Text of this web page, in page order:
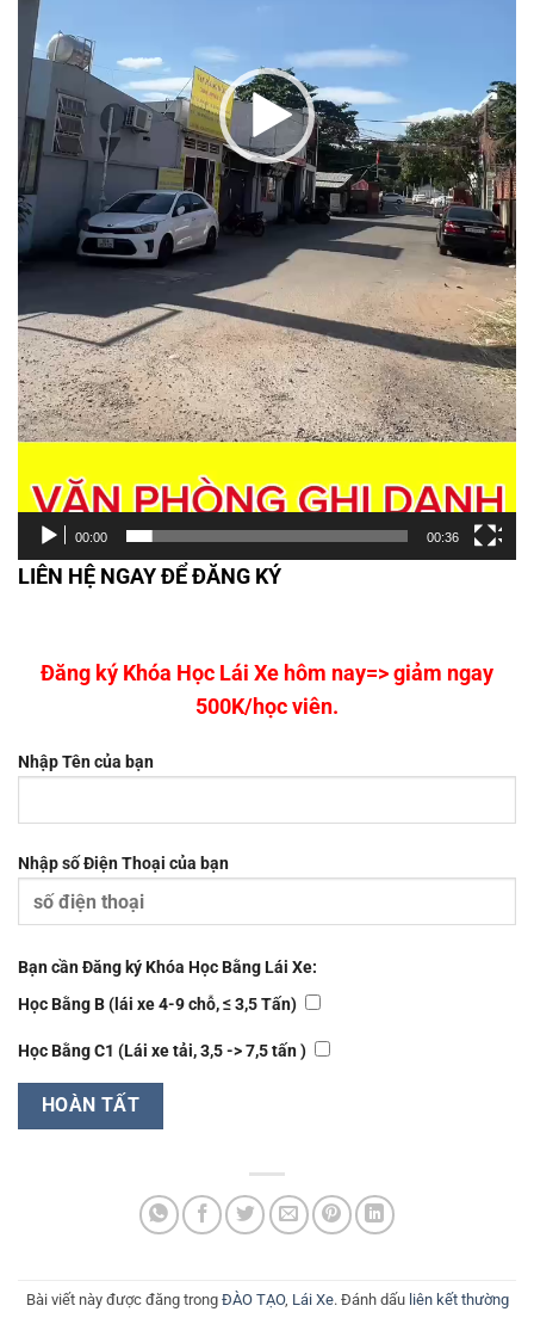
00:00 00:36
LIÊN HỆ NGAY ĐỂ ĐĂNG KÝ
Đăng ký Khóa Học Lái Xe hôm nay=> giảm ngay
500K/học viên.
Nhập Tên của bạn
Nhập số Điện Thoại của bạn
Bạn cần Đăng ký Khóa Học Bằng Lái Xe:
Học Bằng B (lái xe 4-9 chỗ, ≤ 3,5 Tấn)
Học Bằng C1 (Lái xe tải, 3,5 -> 7,5 tấn )
Bài viết này được đăng trong ĐÀO TẠO, Lái Xe. Đánh dấu liên kết thường